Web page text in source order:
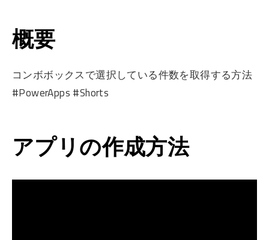
概要
コンボボックスで選択している件数を取得する方法
#PowerApps #Shorts
アプリの作成方法